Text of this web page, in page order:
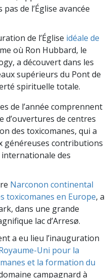
pas de l’Église avancée
de l’Église idéale de
où Ron Hubbard, le
a découvert dans les
supérieurs du Pont de
spirituelle totale.
de l’année comprennent
d’ouvertures de centres
des toxicomanes, qui a
généreuses contributions
internationale des
Narconon continental
toxicomanes en Europe, a
dans une grande
lac d’Arresø.
a eu lieu l’inauguration
Uni pour la
et la formation du
campagnard à